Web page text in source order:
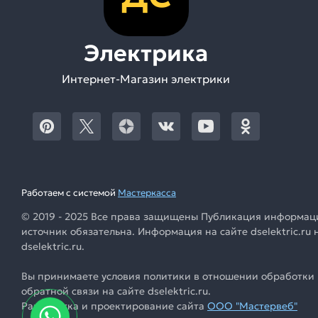
Электрика
Интернет-Магазин электрики
Работаем с системой Мастеркасса
© 2019 - 2025 Все права защищены Публикация
источник обязательна. Информация на сайте dselektric.ru
dselektric.ru.
Вы принимаете условия политики в отношении
обратной связи на сайте dselektric.ru.
Разработка и проектирование сайта ООО "Мастервеб"